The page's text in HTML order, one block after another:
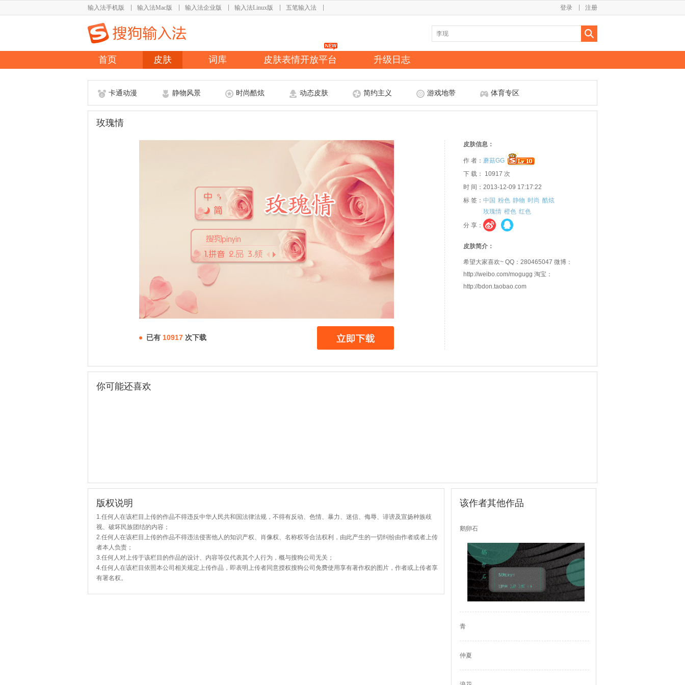
输入法手机版 输入法Mac版 输入法企业版 输入法Linux版 五笔输入法 注册
登录
首页 皮肤 词库 皮肤表情开放平台 升级日志
卡通动漫 静物风景 时尚酷炫 动态皮肤 简约主义 游戏地带 体育专区
玫瑰情
已有 10917 次下载
皮肤信息：
作 者： 蘑菇GG
下 载： 10917 次
时 间：2013-12-09 17:17:22
标 签： 中国 粉色 静物 时尚 酷炫
玫瑰情 橙色 红色
分 享：
皮肤简介：
希望大家喜欢~ QQ：280465047 微博：
http://weibo.com/mogugg 淘宝：
http://bdon.taobao.com
你可能还喜欢
版权说明
1.任何人在该栏目上传的作品不得违反中华人民共和国法律法规，不得有反动、色情、暴力、迷信、侮辱、诽谤及宣扬种族歧
视、破坏民族团结的内容；
2.任何人在该栏目上传的作品不得违法侵害他人的知识产权、肖像权、名称权等合法权利，由此产生的一切纠纷由作者或者上传
者本人负责；
3.任何人对上传于该栏目的作品的设计、内容等仅代表其个人行为，概与搜狗公司无关；
4.任何人在该栏目依照本公司相关规定上传作品，即表明上传者同意授权搜狗公司免费使用享有著作权的图片，作者或上传者享
有署名权。
该作者其他作品
鹅卵石
青
仲夏